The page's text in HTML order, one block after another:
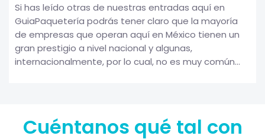
Si has leído otras de nuestras entradas aquí en
GuiaPaquetería podrás tener claro que la mayoría
de empresas que operan aquí en México tienen un
gran prestigio a nivel nacional y algunas,
internacionalmente, por lo cual, no es muy común...
Cuéntanos qué tal con